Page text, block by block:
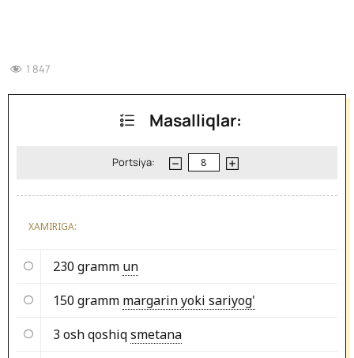
1 847
Masalliqlar:
Portsiya:
XAMIRIGA:
230 gramm un
150 gramm margarin yoki sariyog'
3 osh qoshiqsmetana